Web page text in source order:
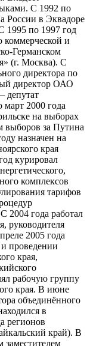
С 1992 по
России в Эквадоре
1995 по 1997 год
коммерческой и
Германском
(г. Москва). С
директора по
директор ОАО
депутат
2000 года
на выборах
выборов за Путина
назначен на
края
курировал
комплексов
тарифов
2004 года работал
руководителя
2005 года
проведении
края,
рабочую группу
края. В июне
объединённого
в
регионов
край). В